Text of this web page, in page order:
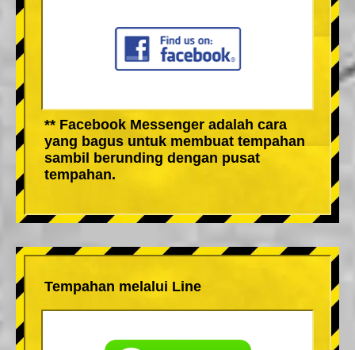
** Facebook Messenger adalah cara
yang bagus untuk membuat tempahan
sambil berunding dengan pusat
tempahan.
Tempahan melalui Line